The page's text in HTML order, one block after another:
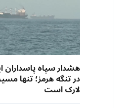
هشدار سپاه پاسداران
در تنگه هرمز؛ تنها
لارک است